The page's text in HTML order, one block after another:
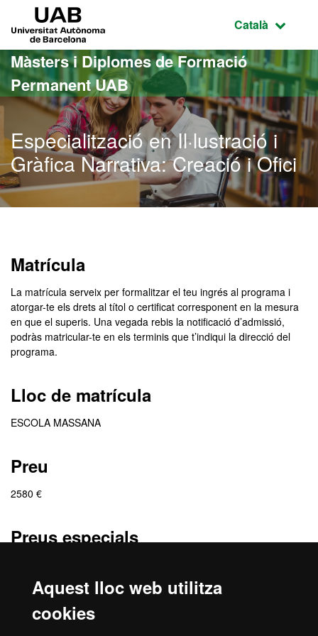
Aquest lloc web utilitza
cookies
Ves al contingut principal
Ves a la navegació de la pàgina
Idioma
Català
Màsters i Diplomes de Formació
Permanent UAB
Especialització en Il·lustració i
Gràfica Narrativa: Creació i Ofici
Matrícula
La matrícula serveix per formalitzar el teu ingrés al programa i
atorgar-te els drets al títol o certificat corresponent en la mesura
en que el superis. Una vegada rebis la notificació d’admissió,
podràs matricular-te en els terminis que t’indiqui la direcció del
programa.
Lloc de matrícula
ESCOLA MASSANA
Preu
2580 €
Preus especials
Col·lectiu d'aplicació: Ex-alumnes i personal de l'Escola Massana i
persones amb discapacitat